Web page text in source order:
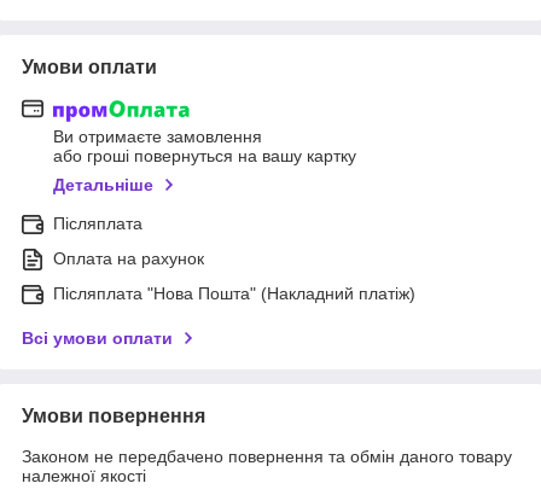
Умови оплати
Ви отримаєте замовлення
або гроші повернуться на вашу картку
Детальніше
Післяплата
Оплата на рахунок
Післяплата "Нова Пошта" (Накладний платіж)
Всі умови оплати
Умови повернення
Законом не передбачено повернення та обмін даного товару
належної якості